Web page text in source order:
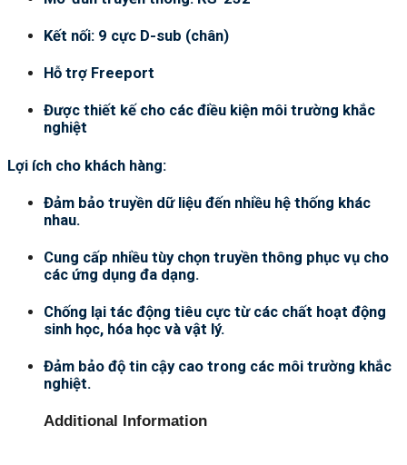
Kết nối: 9 cực D-sub (chân)
Hỗ trợ Freeport
Được thiết kế cho các điều kiện môi trường khắc
nghiệt
Lợi ích cho khách hàng:
Đảm bảo truyền dữ liệu đến nhiều hệ thống khác
nhau.
Cung cấp nhiều tùy chọn truyền thông phục vụ cho
các ứng dụng đa dạng.
Chống lại tác động tiêu cực từ các chất hoạt động
sinh học, hóa học và vật lý.
Đảm bảo độ tin cậy cao trong các môi trường khắc
nghiệt.
Additional Information